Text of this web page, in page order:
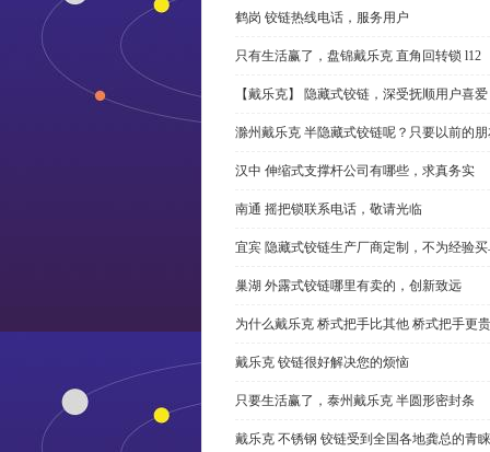
鹤岗 铰链热线电话，服务用户
只有生活赢了，盘锦戴乐克 直角回转锁 l12
【戴乐克】 隐藏式铰链，深受抚顺用户喜
滁州戴乐克 半隐藏式铰链呢？只要以前的
汉中 伸缩式支撑杆公司有哪些，求真务实
南通 摇把锁联系电话，敬请光临
宜宾 隐藏式铰链生产厂商定制，不为经验
巢湖 外露式铰链哪里有卖的，创新致远
为什么戴乐克 桥式把手比其他 桥式把手更
戴乐克 铰链很好解决您的烦恼
只要生活赢了，泰州戴乐克 半圆形密封条
戴乐克 不锈钢 铰链受到全国各地龚总的青睐